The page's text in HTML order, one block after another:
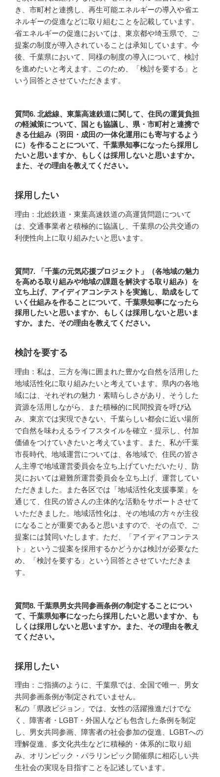
き、市町村と連携し、再生可能エネルギーの導入や省エ
ネルギーの促進などに取り組むことを記載しています。
省エネルギーの促進においては、東京都や埼玉県で、ご
提案の制度が導入されていることは承知しています。今
後、千葉県において、同様の制度の導入について、検討
を進めたいと考えます。このため、「検討を要する」と
いう回答とさせていただきます。
質問6. 北総線、東葉高速鉄道に関して、住民の運賃負担
の軽減策について、国とも協議し、県・市町村と連携で
きる仕組み（羽田・成田の一体化運用にも寄与するよう
に）を作ることについて、千葉県知事になったら採用し
たいと思いますか、もしくは採用しないと思いますか。
また、その理由を教えてください。
採用したい
理由：北総鉄道・東葉高速鉄道の高運賃問題について
は、交通事業者と積極的に協議し、千葉県の公共交通の
利便性向上に取り組みたいと思います。
質問7. 「千葉の元気応援プロジェクト」（各地域の魅力
を高める取り組みや地域の課題を解決する取り組み）を
立ち上げ、アイディアコンテストを実施し、助成をして
いく仕組みを作ることについて、千葉県知事になったら
採用したいと思いますか、もしくは採用しないと思いま
すか。また、その理由を教えてください。
検討を要する
理由：私は、三方を海に囲まれた豊かな自然を活用した
地域活性化に取り組みたいと考えています。県内の各地
域には、それぞれの魅力・素晴らしさがあり、そうした
資源を活用しながら、また積極的に民間投資を呼び込
み、東京では実現できない、千葉らしい都会に近い場所
で自然を味わえるライフスタイルを確立・提示し、付加
価値をつけていきたいと考えています。また、私が千葉
市長時代、地域運営については、各地域で、住民の皆さ
ん主導で地域運営委員会を立ち上げていただいたり、防
災においては避難所運営委員会を立ち上げ、運営してい
ただきました。また各区では「地域活性化支援事業」を
通じて、住民の皆さんの主体的な活動をサポートさせて
いただきました。地域活性化は、その地域の方々が主役
になることが重要であると思いますので、その点で、ご
提案には賛同いたします。ただ、「アイディアコンテス
ト」というご提案を採用するかどうかは検討が必要なた
め、「検討を要する」という回答とさせていただきま
す。
質問8. 千葉県男女共同参画条例の制定することについ
て、千葉県知事になったら採用したいと思いますか、も
しくは採用しないと思いますか。また、その理由を教え
てください。
採用したい
理由：ご指摘のように、千葉県では、全国で唯一、男女
共同参画条例が制定されていません。
私の「県政ビジョン」では、女性の活躍推進だけでな
く、障害者・LGBT・外国人なども包含した条例を制定
し、男女共同参画、障害者の社会参加の促進、LGBTへの
理解促進、多文化共生などに積極的・体系的に取り組
み、オリンピック・パラリンピック開催県に相応しい共
生社会の実現を目指すことを記述しています。